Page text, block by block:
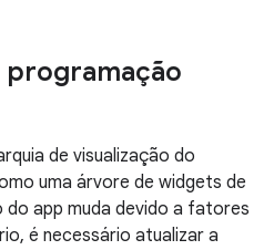
programação
de visualização do
uma árvore de widgets de
do app muda devido a fatores
é necessário atualizar a